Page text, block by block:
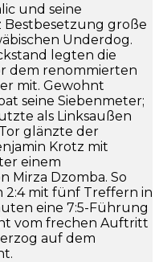
und seine
große
Underdog.
legten die
dem renommierten
mit. Gewohnt
seine Siebenmeter;
als Linksaußen
glänzte der
Krotz mit
einem
Mirza Dzomba. So
2:4 mit fünf Treffern in
eine 7:5-Führung
vom frechen Auftritt
auf dem